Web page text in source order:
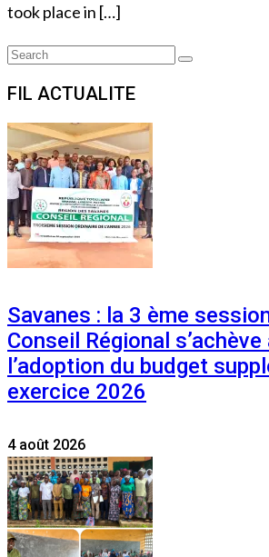
took place in […]
Search
Search
FIL ACTUALITE
Savanes : la 3 ème
Conseil Régional s’achève
l’adoption du budget
exercice 2026
4 août 2026